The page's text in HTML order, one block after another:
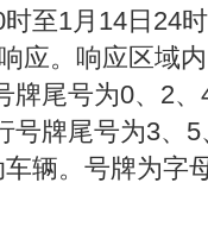
至1月14日24
应。响应区域
牌尾号为0、2
号牌尾号为3、
辆。号牌为字